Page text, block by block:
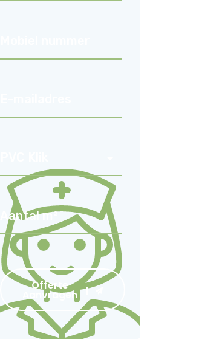
Offerte
Aanvragen